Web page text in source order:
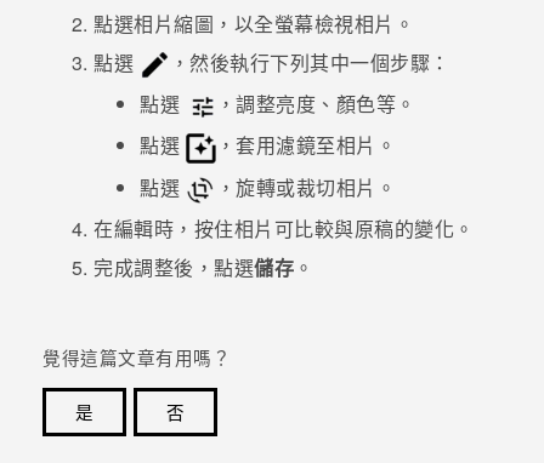
焦點訊息
銷售門市
VIVELAND
點選相片縮圖，以全螢幕檢視相片。
點選
，然後執行下列其中一個步驟：
點選
，調整亮度、顏色等。
點選
，套用濾鏡至相片。
點選
，旋轉或裁切相片。
在編輯時，按住相片可比較與原稿的變化。
完成調整後，點選儲存 。
覺得這篇文章有用嗎？
是
否